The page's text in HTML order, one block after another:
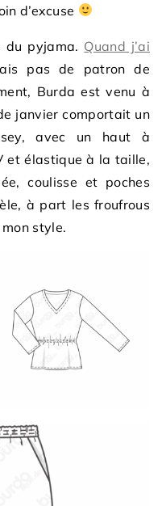
d’excuse
du pyjama. Quand j’ai
pas de patron de
Burda est venu à
janvier comportait un
avec un haut à
et élastique à la taille,
coulisse et poches
à part les froufrous
style.